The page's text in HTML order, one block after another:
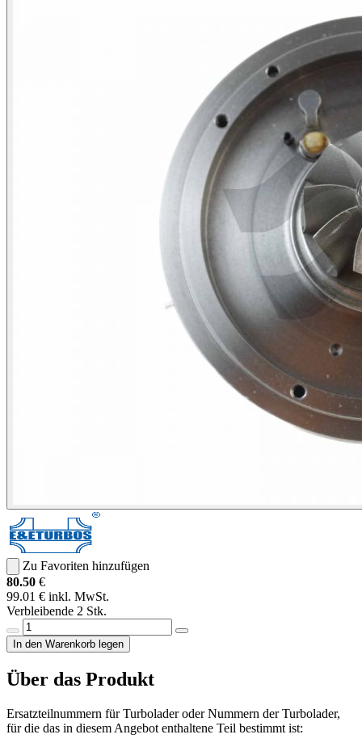
Zu Favoriten hinzufügen
80.50 €
99.01 € inkl. MwSt.
Verbleibende 2 Stk.
In den Warenkorb legen
Über das Produkt
Ersatzteilnummern für Turbolader oder Nummern der Turbolader,
für die das in diesem Angebot enthaltene Teil bestimmt ist: